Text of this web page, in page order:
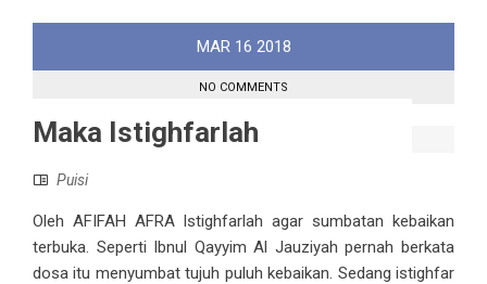
MAR 16 2018
NO COMMENTS
Maka Istighfarlah
Puisi
Oleh AFIFAH AFRA Istighfarlah agar sumbatan kebaikan
terbuka. Seperti Ibnul Qayyim Al Jauziyah pernah berkata
dosa itu menyumbat tujuh puluh kebaikan. Sedang istighfar